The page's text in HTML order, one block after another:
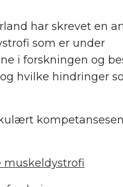
har skrevet en
som er under
i forskningen og
hvilke hindringer
muskeldystrofi